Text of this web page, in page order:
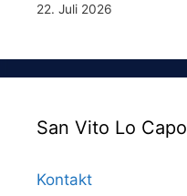
22. Juli 2026
San Vito Lo Capo
Kontakt